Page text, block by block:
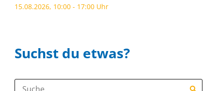
15.08.2026, 10:00 - 17:00 Uhr
Suchst du etwas?
Suche: